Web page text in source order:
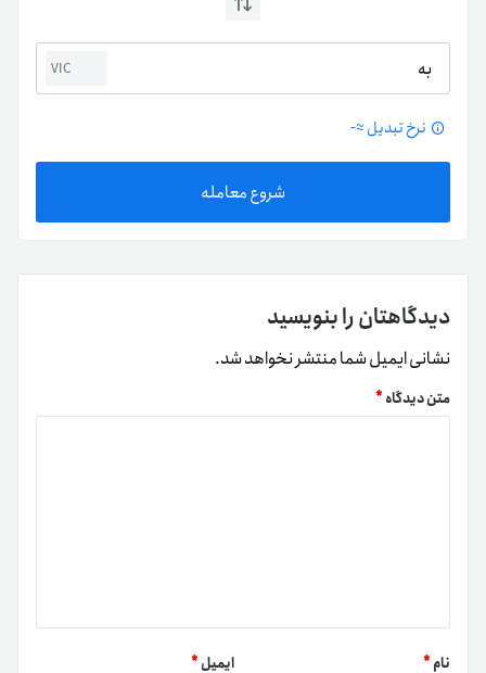
به VIC
نرخ تبدیل ≈-
شروع معامله
دیدگاهتان را بنویسید
نشانی ایمیل شما منتشر نخواهد شد.
متن دیدگاه*
نام* ایمیل*